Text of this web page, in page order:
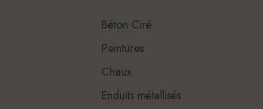
Béton Ciré
Peintures
Chaux
Enduits métallisés